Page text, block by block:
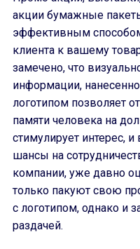
акции бумажные
эффективным
клиента к вашему
замечено, что
информации,
логотипом позволяет
памяти человека на
стимулирует интерес,
шансы на
компании, уже давно
только пакуют свою
с логотипом, однако и
раздачей.